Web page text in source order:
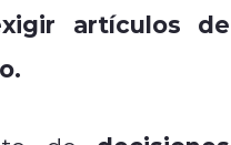
artículos de